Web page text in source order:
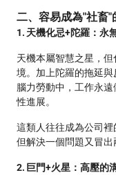
二、容易成為"社畜
1. 天機化忌+陀羅：永
天機本屬智慧之星，
境。加上陀羅的拖延
腦力勞動中，工作永
性進展。
這類人往往成為公司裡
但解決一個問題又冒出
2. 巨門+火星：高壓的